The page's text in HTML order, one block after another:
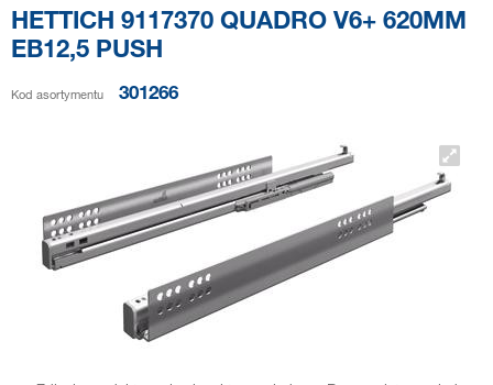
HETTICH 9117370 QUADRO V6+ 620MM
EB12,5 PUSH
Kod asortymentu 301266